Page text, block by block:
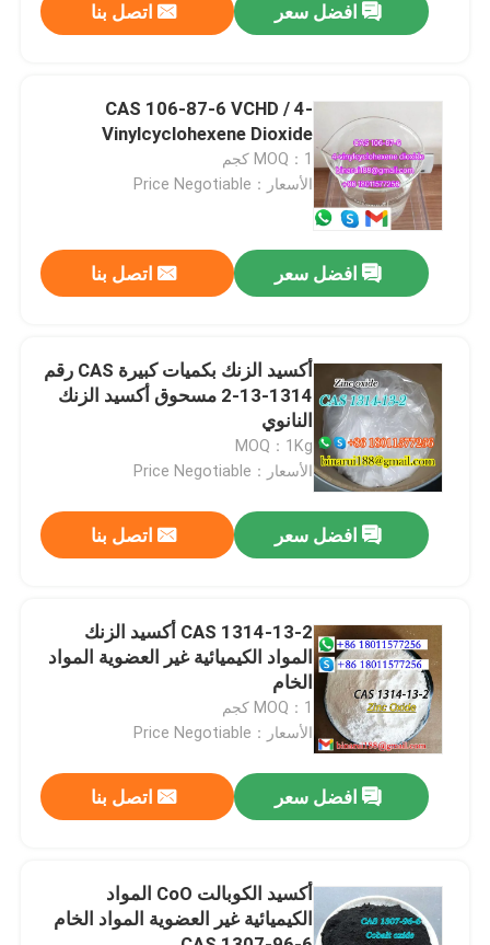
المنتجات
فيديوهات
معلومات عنا
رقابة جودة
اطلب اقتباس
المواد الخام الكيميائية اليومية
الوسطيات الكيميائية الدقيقة
افضل سعر اتصل بنا
CAS 106-87-6 VCHD / 4-
Vinylcyclohexene Dioxide
MOQ：1 كجم
الأسعار：Price Negotiable
افضل سعر اتصل بنا
أكسيد الزنك بكميات كبيرة CAS رقم
1314-13-2 مسحوق أكسيد الزنك
النانوي
MOQ：1Kg
الأسعار：Price Negotiable
افضل سعر اتصل بنا
CAS 1314-13-2 أكسيد الزنك
المواد الكيميائية غير العضوية المواد
الخام
MOQ：1 كجم
الأسعار：Price Negotiable
افضل سعر اتصل بنا
أكسيد الكوبالت CoO المواد
الكيميائية غير العضوية المواد الخام